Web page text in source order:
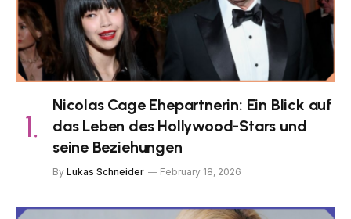
Nicolas Cage Ehepartnerin: Ein Blick auf
das Leben des Hollywood-Stars und
seine Beziehungen
By Lukas Schneider February 18, 2026